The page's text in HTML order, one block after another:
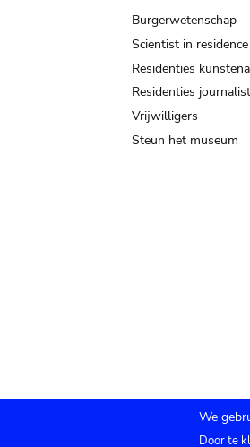
Burgerwetenschap
Scientist in residence
Residenties
Residenties
Vrijwilligers
Steun het museum
We
Door te